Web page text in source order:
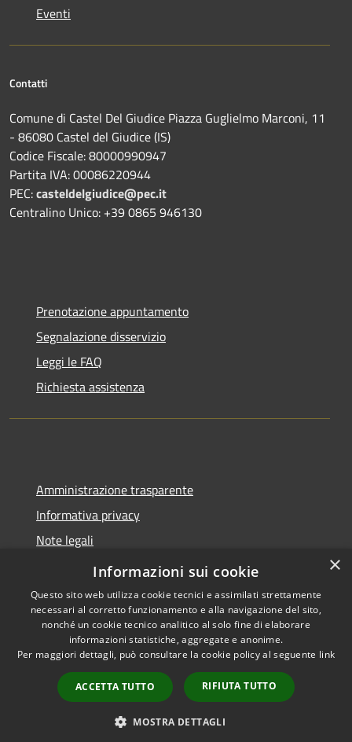
Eventi
Contatti
Comune di Castel Del Giudice Piazza Guglielmo Marconi, 11
- 86080 Castel del Giudice (IS)
Codice Fiscale: 80000990947
Partita IVA: 00086220944
PEC:casteldelgiudice@pec.it
Centralino Unico: +39 0865 946130
Prenotazione appuntamento
Segnalazione disservizio
Leggi le FAQ
Richiesta assistenza
Amministrazione trasparente
Informativa privacy
Note legali
Dichiarazione di accessibilità
Accessibilità
Copyright © 2026 • Comune di
Castel del Giudice • Powered by
Municipium•
Accesso
redazione
×
Informazioni sui cookie
Questo sito web utilizza cookie tecnici e assimilati strettamente
necessari al corretto funzionamento e alla navigazione del sito,
nonché un cookie tecnico analitico al solo fine di elaborare
informazioni statistiche, aggregate e anonime.
Per maggiori dettagli, può consultare la cookie policy al seguente link
ACCETTA TUTTO RIFIUTA TUTTO
MOSTRA DETTAGLI